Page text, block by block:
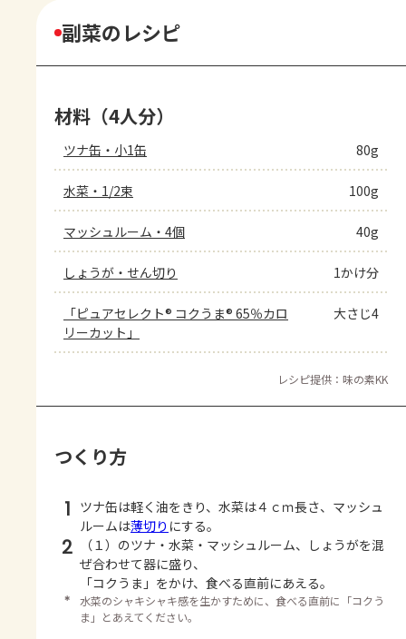
副菜のレシピ
材料（4人分）
ツナ缶・小1缶 80g
水菜・1/2束 100g
マッシュルーム・4個 40g
しょうが・せん切り 1かけ分
「ピュアセレクト® コクうま® 65％カロ
リーカット」
大さじ4
レシピ提供：味の素KK
つくり方
1 ツナ缶は軽く油をきり、水菜は４ｃｍ長さ、マッシュ
ルームは薄切り にする。
2
（１）のツナ・水菜・マッシュルーム、しょうがを混
ぜ合わせて器に盛り、
「コクうま」をかけ、食べる直前にあえる。
＊
水菜のシャキシャキ感を生かすために、食べる直前に「コクう
ま」とあえてください。